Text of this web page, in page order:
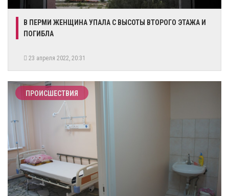
​В ПЕРМИ ЖЕНЩИНА УПАЛА С ВЫСОТЫ ВТОРОГО ЭТАЖА И
ПОГИБЛА
23 апреля 2022, 20:31
ПРОИСШЕСТВИЯ